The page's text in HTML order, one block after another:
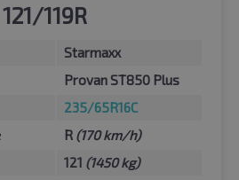
119R
Starmaxx
Provan ST850 Plus
235/65R16C
R (170 km/h)
121 (1450 kg)